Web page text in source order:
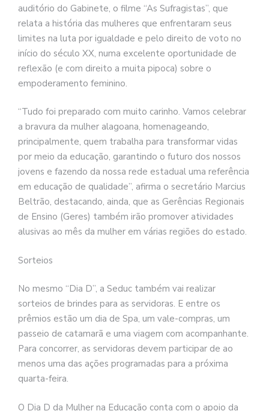
auditório do Gabinete, o filme “As Sufragistas”, que
relata a história das mulheres que enfrentaram seus
limites na luta por igualdade e pelo direito de voto no
início do século XX, numa excelente oportunidade de
reflexão (e com direito a muita pipoca) sobre o
empoderamento feminino.
“Tudo foi preparado com muito carinho. Vamos celebrar
a bravura da mulher alagoana, homenageando,
principalmente, quem trabalha para transformar vidas
por meio da educação, garantindo o futuro dos nossos
jovens e fazendo da nossa rede estadual uma referência
em educação de qualidade”, afirma o secretário Marcius
Beltrão, destacando, ainda, que as Gerências Regionais
de Ensino (Geres) também irão promover atividades
alusivas ao mês da mulher em várias regiões do estado.
Sorteios
No mesmo “Dia D”, a Seduc também vai realizar
sorteios de brindes para as servidoras. E entre os
prêmios estão um dia de Spa, um vale-compras, um
passeio de catamarã e uma viagem com acompanhante.
Para concorrer, as servidoras devem participar de ao
menos uma das ações programadas para a próxima
quarta-feira.
O Dia D da Mulher na Educação conta com o apoio da